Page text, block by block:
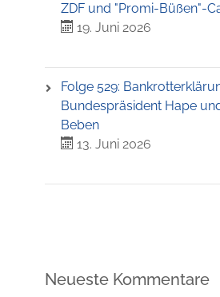
ZDF und "Promi-Büßen"-
19. Juni 2026
Folge 529:
Bundespräsident Hape
Beben
13. Juni 2026
Neueste Kommentare